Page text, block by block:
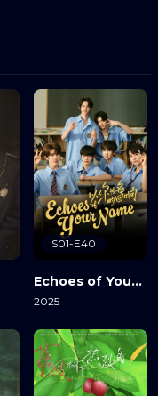
Echoes of Your Name
2025
S01-E40